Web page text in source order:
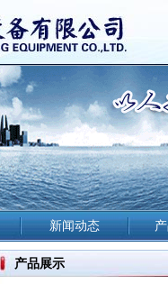
新闻动态
产品展示